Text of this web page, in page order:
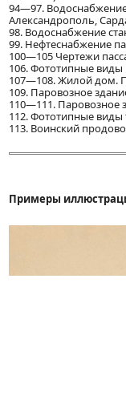
94—97.
Александрополь,
98. Водоснабжение
99. Нефтеснабжение
100—105 Чертежи
106. Фототипные виды
107—108. Жилой дом.
109. Паровозное
110—111. Паровозное
112. Фототипные виды
113. Воинский
Примеры